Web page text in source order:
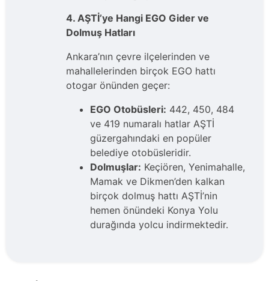
4. AŞTİ’ye Hangi EGO Gider ve
Dolmuş Hatları
Ankara’nın çevre ilçelerinden ve
mahallelerinden birçok EGO hattı
otogar önünden geçer:
EGO Otobüsleri: 442, 450, 484
ve 419 numaralı hatlar AŞTİ
güzergahındaki en popüler
belediye otobüsleridir.
Dolmuşlar: Keçiören, Yenimahalle,
Mamak ve Dikmen’den kalkan
birçok dolmuş hattı AŞTİ’nin
hemen önündeki Konya Yolu
durağında yolcu indirmektedir.